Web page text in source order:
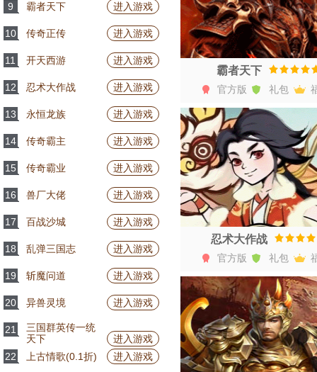
9 霸者天下 进入游戏
10 传奇正传 进入游戏
11 开天西游 进入游戏
12 忍术大作战 进入游戏
13 永恒龙族 进入游戏
14 传奇霸主 进入游戏
15 传奇霸业 进入游戏
16 兽厂大佬 进入游戏
17 百战沙城 进入游戏
18 乱弹三国志 进入游戏
19 斩魔问道 进入游戏
20 异兽灵境 进入游戏
21
三国群英传一统
天下
进入游戏
22
上古情歌(0.1折) 进入游戏
霸者天下
官方版 礼包
开始游戏
忍术大作战
官方版 礼包
开始游戏